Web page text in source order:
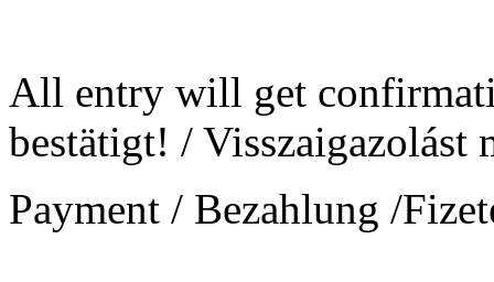
All entry will get
bestätigt! / Visszaigazolást
Payment / Bezahlung /